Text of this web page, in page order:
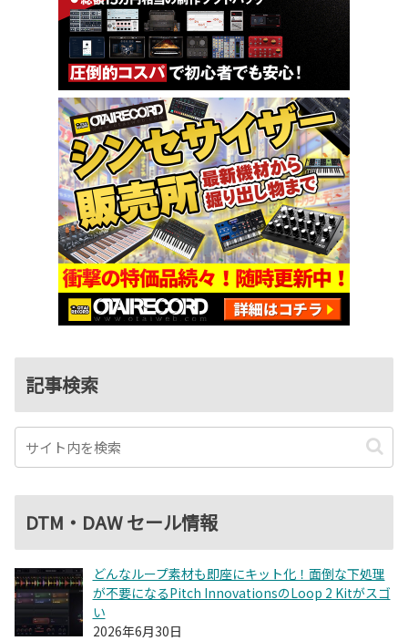
記事検索
DTM・DAW セール情報
どんなループ素材も即座にキット化！面倒な下処理
が不要になるPitch InnovationsのLoop 2 Kitがスゴ
い
2026年6月30日